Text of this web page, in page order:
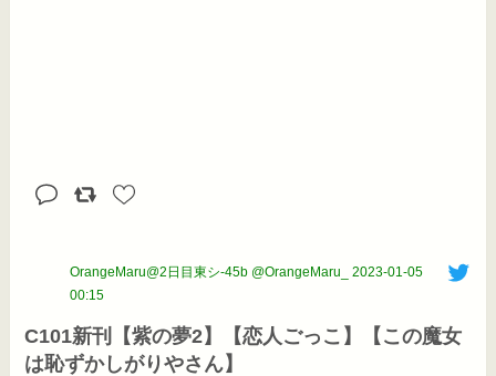
OrangeMaru@2日目東シ-45b @OrangeMaru_
2023-01-05
00:15
C101新刊【紫の夢2】【恋人ごっこ】【この魔女
は恥ずかしがりやさん】